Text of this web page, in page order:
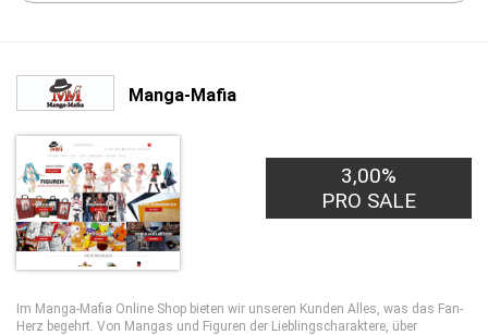
Manga-Mafia
3,00%
PRO SALE
Im Manga-Mafia Online Shop bieten wir unseren Kunden Alles, was das Fan-
Herz begehrt. Von Mangas und Figuren der Lieblingscharaktere, über